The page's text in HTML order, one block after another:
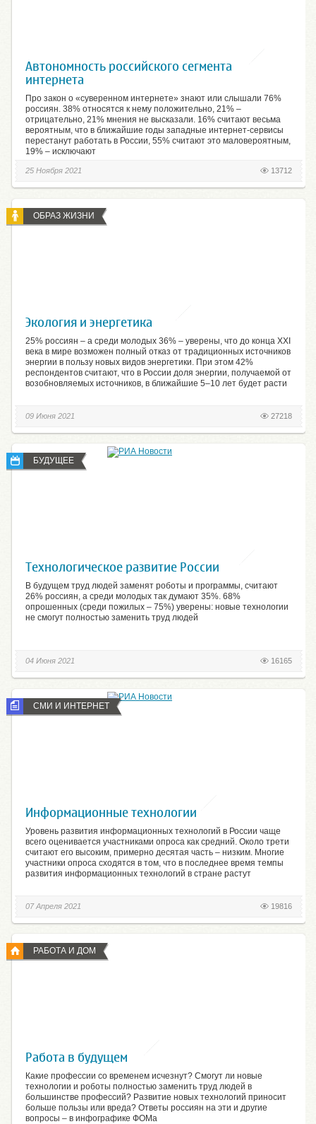
Автономность российского сегмента
интернета
Про закон о «суверенном интернете» знают или слышали 76%
россиян. 38% относятся к нему положительно, 21% –
отрицательно, 21% мнения не высказали. 16% считают весьма
вероятным, что в ближайшие годы западные интернет-сервисы
перестанут работать в России, 55% считают это маловероятным,
19% – исключают
13712
25 Ноября 2021
ОБРАЗ ЖИЗНИ
Экология и энергетика
25% россиян – а среди молодых 36% – уверены, что до конца XXI
века в мире возможен полный отказ от традиционных источников
энергии в пользу новых видов энергетики. При этом 42%
респондентов считают, что в России доля энергии, получаемой от
возобновляемых источников, в ближайшие 5–10 лет будет расти
27218
09 Июня 2021
БУДУЩЕЕ
Технологическое развитие России
В будущем труд людей заменят роботы и программы, считают
26% россиян, а среди молодых так думают 35%. 68%
опрошенных (среди пожилых – 75%) уверены: новые технологии
не смогут полностью заменить труд людей
16165
04 Июня 2021
СМИ И ИНТЕРНЕТ
Информационные технологии
Уровень развития информационных технологий в России чаще
всего оценивается участниками опроса как средний. Около трети
считают его высоким, примерно десятая часть – низким. Многие
участники опроса сходятся в том, что в последнее время темпы
развития информационных технологий в стране растут
19816
07 Апреля 2021
РАБОТА И ДОМ
Работа в будущем
Какие профессии со временем исчезнут? Смогут ли новые
технологии и роботы полностью заменить труд людей в
большинстве профессий? Развитие новых технологий приносит
больше пользы или вреда? Ответы россиян на эти и другие
вопросы – в инфографике ФОМа